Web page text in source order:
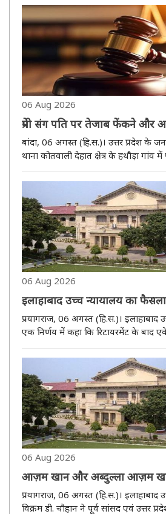
06 Aug 2026
प्रेमी संग पति पर तेजाब फेंकने और
पत्नी समेत दो दोषियों को सात-
बांदा, 06 अगस्त (हि.स.)। उत्तर प्रदेश के
थाना कोतवाली देहात क्षेत्र के हथौड़ा गांव में
साथ मिलकर पति पर तेजाब डालने, मारपीट और अपहरण करने के
बहुचर्चित मामले में न्यायालय ने गुरुवार को
06 Aug 2026
इलाहाबाद उच्च न्यायालय का
एकेडमिक सेशन के अंत तक नौकरी
रिसर्च ड्यूटी पर तैनात टीचर को नहीं
प्रयागराज, 06 अगस्त (हि.स.)। इलाहाबाद उच्च न्यायालय ने अपने
एक निर्णय में कहा कि रिटायरमेंट के
तक नौकरी जारी रखना एक रियायत है, न
इसका दावा सिर्फ़ वही टीचर कर सकता है
(नियमित..
06 Aug 2026
आज़म खान और अब्दुल्ला आज़म
मामलों से इलाहाबाद उच्च
किया अलग
प्रयागराज, 06 अगस्त (हि.स.)। इलाहाबाद उच्च न्यायालय के न्यायमूर्ति
विक्रम डी. चौहान ने पूर्व सांसद एवं उत्तर